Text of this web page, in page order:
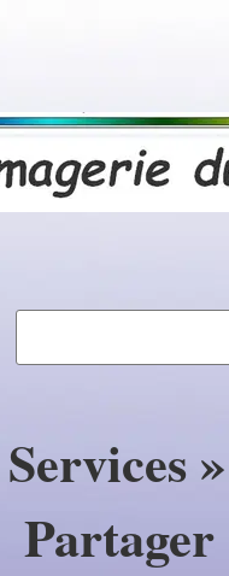
Services »
Partager